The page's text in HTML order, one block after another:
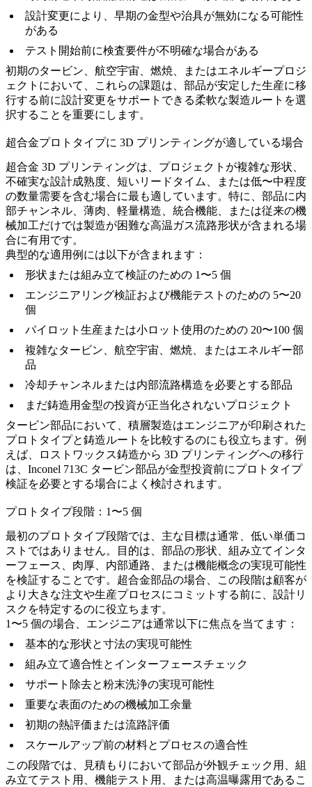
設計変更により、早期の金型や治具が無効になる可能性
がある
テスト開始前に検査要件が不明確な場合がある
初期のタービン、航空宇宙、燃焼、またはエネルギープロジ
ェクトにおいて、これらの課題は、部品が安定した生産に移
行する前に設計変更をサポートできる柔軟な製造ルートを選
択することを重要にします。
超合金プロトタイプに 3D プリンティングが適している場合
超合金 3D プリンティングは、プロジェクトが複雑な形状、
不確実な設計成熟度、短いリードタイム、または低〜中程度
の数量需要を含む場合に最も適しています。特に、部品に内
部チャンネル、薄肉、軽量構造、統合機能、または従来の機
械加工だけでは製造が困難な高温ガス流路形状が含まれる場
合に有用です。
典型的な適用例には以下が含まれます：
形状または組み立て検証のための 1〜5 個
エンジニアリング検証および機能テストのための 5〜20
個
パイロット生産または小ロット使用のための 20〜100 個
複雑なタービン、航空宇宙、燃焼、またはエネルギー部
品
冷却チャンネルまたは内部流路構造を必要とする部品
まだ鋳造用金型の投資が正当化されないプロジェクト
タービン部品において、積層製造はエンジニアが印刷された
プロトタイプと鋳造ルートを比較するのにも役立ちます。例
えば、
ロストワックス鋳造から 3D プリンティングへの移行
は、Inconel 713C タービン部品が金型投資前にプロトタイプ
検証を必要とする場合によく検討されます。
プロトタイプ段階：1〜5 個
最初のプロトタイプ段階では、主な目標は通常、低い単価コ
ストではありません。目的は、部品の形状、組み立てインタ
ーフェース、肉厚、内部通路、または機能概念の実現可能性
を検証することです。超合金部品の場合、この段階は顧客が
より大きな注文や生産プロセスにコミットする前に、設計リ
スクを特定するのに役立ちます。
1〜5 個の場合、エンジニアは通常以下に焦点を当てます：
基本的な形状と寸法の実現可能性
組み立て適合性とインターフェースチェック
サポート除去と粉末洗浄の実現可能性
重要な表面のための機械加工余量
初期の熱評価または流路評価
スケールアップ前の材料とプロセスの適合性
この段階では、見積もりにおいて部品が外観チェック用、組
み立てテスト用、機能テスト用、または高温曝露用であるこ